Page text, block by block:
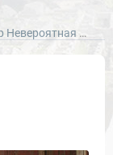
Индия, март 2012 года